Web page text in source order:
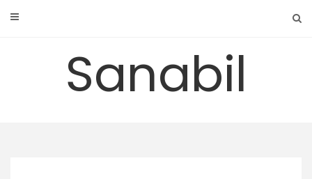
Sanabil